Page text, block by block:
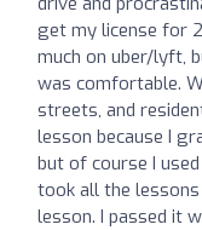
get my license for
much on uber/lyft,
was comfortable.
streets, and
lesson because I
but of course I
took all the
lesson. I passed it